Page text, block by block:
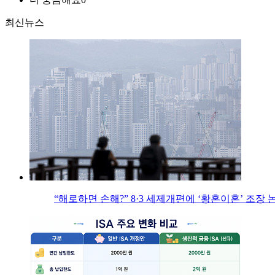
최신뉴스
“해로하면 손해?” 8·3 세제개편에 ‘황혼이혼’ 조장